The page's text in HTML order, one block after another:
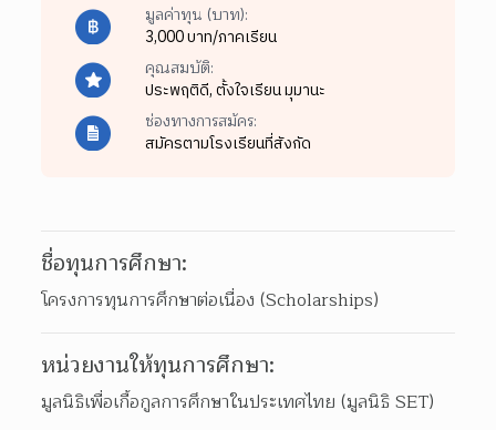
มูลค่าทุน (บาท):
3,000 บาท/ภาคเรียน
คุณสมบัติ:
ประพฤติดี,ตั้งใจเรียน มุมานะ
ช่องทางการสมัคร:
สมัครตามโรงเรียนที่สังกัด
ชื่อทุนการศึกษา:
โครงการทุนการศึกษาต่อเนื่อง (Scholarships)
หน่วยงานให้ทุนการศึกษา:
มูลนิธิเพื่อเกื้อกูลการศึกษาในประเทศไทย (มูลนิธิ SET)